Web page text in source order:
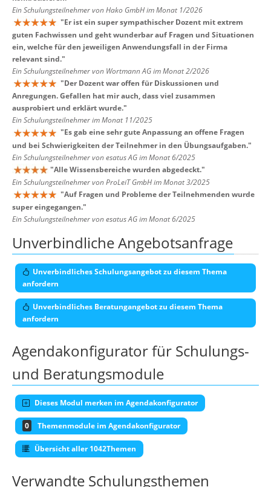
Ein Schulungsteilnehmer von Hako GmbH im Monat 1/2026
"Er ist ein super sympathischer Dozent mit extrem
guten Fachwissen und geht wunderbar auf Fragen und Situationen
ein, welche für den jeweiligen Anwendungsfall in der Firma
relevant sind."
Ein Schulungsteilnehmer von Wortmann AG im Monat 2/2026
"Der Dozent war offen für Diskussionen und
Anregungen. Gefallen hat mir auch, dass viel zusammen
ausprobiert und erklärt wurde."
Ein Schulungsteilnehmer im Monat 11/2025
"Es gab eine sehr gute Anpassung an offene Fragen
und bei Schwierigkeiten der Teilnehmer in den Übungsaufgaben."
Ein Schulungsteilnehmer von esatus AG im Monat 6/2025
"Alle Wissensbereiche wurden abgedeckt."
Ein Schulungsteilnehmer von ProLeiT GmbH im Monat 3/2025
"Auf Fragen und Probleme der Teilnehmenden wurde
super eingegangen."
Ein Schulungsteilnehmer von esatus AG im Monat 6/2025
Unverbindliche Angebotsanfrage
Unverbindliches Schulungsangebot zu diesem Thema
anfordern
Unverbindliches Beratungangebot zu diesem Thema
anfordern
Agendakonfigurator für Schulungs-
und Beratungsmodule
Dieses Modul merken im Agendakonfigurator
0 Themenmodule im Agendakonfigurator
Übersicht aller 1042Themen
Verwandte Schulungsthemen